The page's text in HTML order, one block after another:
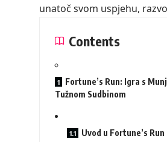
unatoč svom uspjehu,
Contents
Fortune’s Run: Igra s
Tužnom Sudbinom
Uvod u Fortune’s Run